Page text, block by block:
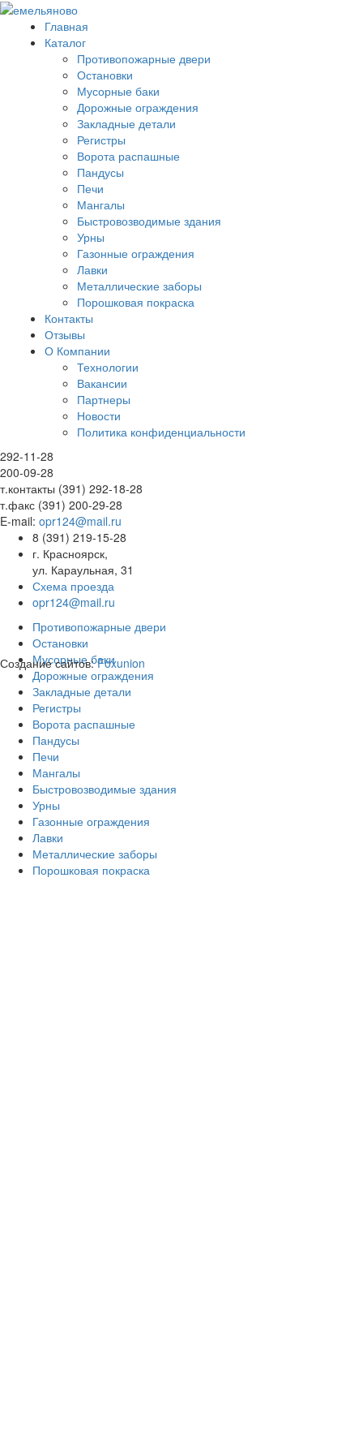
Главная
Каталог
Противопожарные двери
Остановки
Мусорные баки
Дорожные ограждения
Закладные детали
Регистры
Ворота распашные
Пандусы
Печи
Мангалы
Быстровозводимые здания
Урны
Газонные ограждения
Лавки
Металлические заборы
Порошковая покраска
Контакты
Отзывы
О Компании
Технологии
Вакансии
Партнеры
Новости
Политика конфиденциальности
292-11-28
200-09-28
т.контакты (391) 292-18-28
т.факс (391) 200-29-28
E-mail: opr124@mail.ru
8 (391) 219-15-28
г. Красноярск,
ул. Караульная, 31
Схема проезда
opr124@mail.ru
Создание сайтов:Foxunion
Противопожарные двери
Остановки
Мусорные баки
Дорожные ограждения
Закладные детали
Регистры
Ворота распашные
Пандусы
Печи
Мангалы
Быстровозводимые здания
Урны
Газонные ограждения
Лавки
Металлические заборы
Порошковая покраска